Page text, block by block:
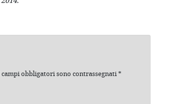
obbligatori sono contrassegnati*